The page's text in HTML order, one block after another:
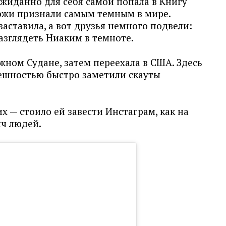
признали самым темным в мире.
а вот друзья немного подвели:
Ниаким в темноте.
Судане, затем переехала в США. Здесь
быстро заметили скауты
стоило ей завести Инстаграм, как на
людей.